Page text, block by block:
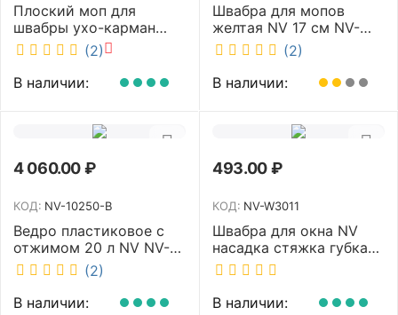
Плоский моп для
швабры ухо-карман
белый 40 см NV MF-M-
40/C
(2)
В наличии:
Швабра для мопов
желтая NV 17 см NV-
MOP107Y (2)
В наличии:
4 060.00₽
КОД: NV-10250-B
Ведро пластиковое с
отжимом 20 л NV NV-
10250-B
(2)
В наличии:
493.00₽
КОД: NV-W3011
Швабра для окна NV
насадка стяжка губка
30 см телескопическая
рукоятка 70-110 см NV-
W3011
В наличии: